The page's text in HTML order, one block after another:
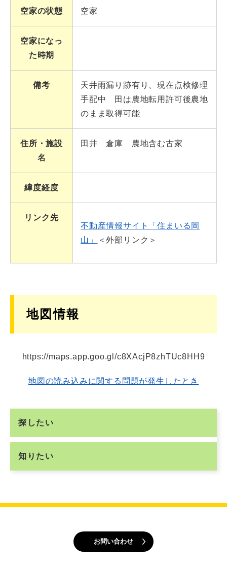
空家の状態 空家
空家になっ
た時期
備考
天井雨漏り跡有り、現在点検修理
手配中 田は農地転用許可後農地
のまま取得可能
住所・施設
名
田井 倉庫 農地含む古家
緯度経度
リンク先
不動産情報サイト「住まいる岡
山」
＜外部リンク＞
地図情報
https://maps.app.goo.gl/c8XAcjP8zhTUc8HH9
地図の読み込みに関する問題が発生したとき
探したい
知りたい
お問い合わせ